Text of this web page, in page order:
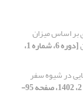
اساس میزان
[دوره 6، شماره 1،
در شیوه سفر
[دوره 6، شماره 2، 1402، صفحه 95-